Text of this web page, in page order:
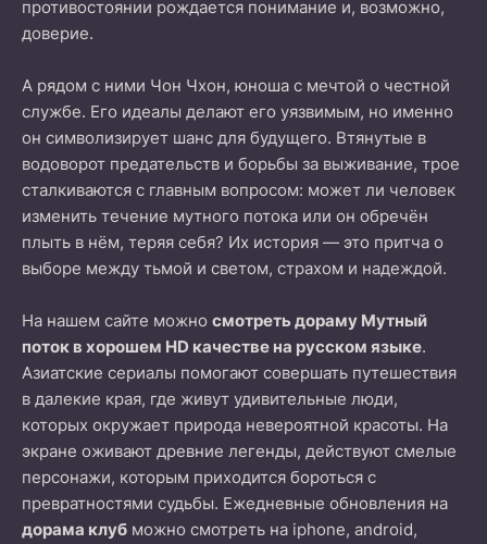
противостоянии рождается понимание и, возможно,
доверие.
А рядом с ними Чон Чхон, юноша с мечтой о честной
службе. Его идеалы делают его уязвимым, но именно
он символизирует шанс для будущего. Втянутые в
водоворот предательств и борьбы за выживание, трое
сталкиваются с главным вопросом: может ли человек
изменить течение мутного потока или он обречён
плыть в нём, теряя себя? Их история — это притча о
выборе между тьмой и светом, страхом и надеждой.
На нашем сайте можно смотреть дораму Мутный
поток в хорошем HD качестве на русском языке.
Азиатские сериалы помогают совершать путешествия
в далекие края, где живут удивительные люди,
которых окружает природа невероятной красоты. На
экране оживают древние легенды, действуют смелые
персонажи, которым приходится бороться с
превратностями судьбы. Ежедневные обновления на
дорама клуб можно смотреть на iphone, android,